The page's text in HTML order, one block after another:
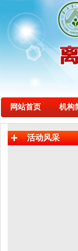
网站首页 机构
活动风采